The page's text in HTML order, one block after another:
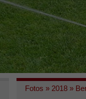
Fotos » 2018 »